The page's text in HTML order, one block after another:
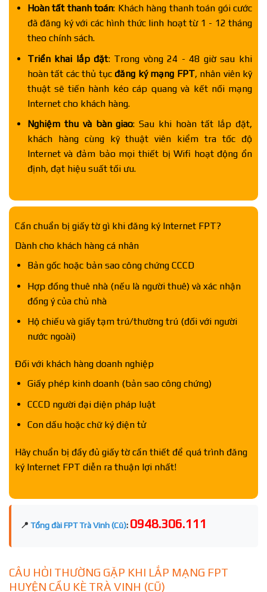
Hoàn tất thanh toán: Khách hàng thanh toán gói cước
đã đăng ký với các hình thức linh hoạt từ 1 - 12 tháng
theo chính sách.
Triển khai lắp đặt: Trong vòng 24 - 48 giờ sau khi
hoàn tất các thủ tục đăng ký mạng FPT, nhân viên kỹ
thuật sẽ tiến hành kéo cáp quang và kết nối mạng
Internet cho khách hàng.
Nghiệm thu và bàn giao: Sau khi hoàn tất lắp đặt,
khách hàng cùng kỹ thuật viên kiểm tra tốc độ
Internet và đảm bảo mọi thiết bị Wifi hoạt động ổn
định, đạt hiệu suất tối ưu.
Cần chuẩn bị giấy tờ gì khi đăng ký Internet FPT?
Dành cho khách hàng cá nhân
Bản gốc hoặc bản sao công chứng CCCD
Hợp đồng thuê nhà (nếu là người thuê) và xác nhận
đồng ý của chủ nhà
Hộ chiếu và giấy tạm trú/thường trú (đối với người
nước ngoài)
Đối với khách hàng doanh nghiệp
Giấy phép kinh doanh (bản sao công chứng)
CCCD người đại diện pháp luật
Con dấu hoặc chữ ký điện tử
Hãy chuẩn bị đầy đủ giấy tờ cần thiết để quá trình đăng
ký Internet FPT diễn ra thuận lợi nhất!
📍 Tổng đài FPT Trà Vinh (Cũ): 0948.306.111
CÂU HỎI THƯỜNG GẶP KHI LẮP MẠNG FPT
HUYỆN CẦU KÈ TRÀ VINH (CŨ)